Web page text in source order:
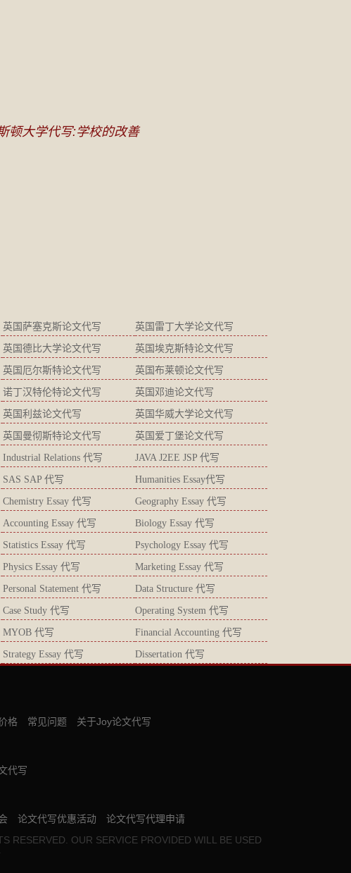
顿大学代写:学校的改善
英国萨塞克斯论文代写 英国雷丁大学论文代写
英国德比大学论文代写 英国埃克斯特论文代写
英国厄尔斯特论文代写 英国布莱顿论文代写
诺丁汉特伦特论文代写 英国邓迪论文代写
英国利兹论文代写 英国华威大学论文代写
英国曼彻斯特论文代写 英国爱丁堡论文代写
Industrial Relations 代写 JAVA J2EE JSP 代写
SAS SAP 代写 Humanities Essay代写
Chemistry Essay 代写 Geography Essay 代写
Accounting Essay 代写 Biology Essay 代写
Statistics Essay 代写 Psychology Essay 代写
Physics Essay 代写 Marketing Essay 代写
Personal Statement 代写 Data Structure 代写
Case Study 代写 Operating System 代写
MYOB 代写 Financial Accounting 代写
Strategy Essay 代写 Dissertation 代写
格 常见问题 关于Joy论文代写
代写
论文代写优惠活动
论文代写代理申请
RESERVED. OUR SERVICE PROVIDED WILL BE USED